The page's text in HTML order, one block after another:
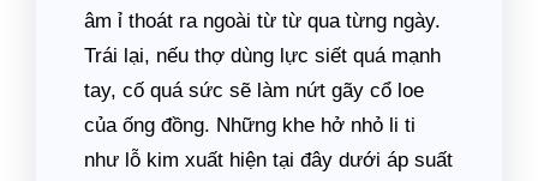
âm ỉ thoát ra ngoài từ từ qua từng ngày.
Trái lại, nếu thợ dùng lực siết quá mạnh
tay, cố quá sức sẽ làm nứt gãy cổ loe
của ống đồng. Những khe hở nhỏ li ti
như lỗ kim xuất hiện tại đây dưới áp suất